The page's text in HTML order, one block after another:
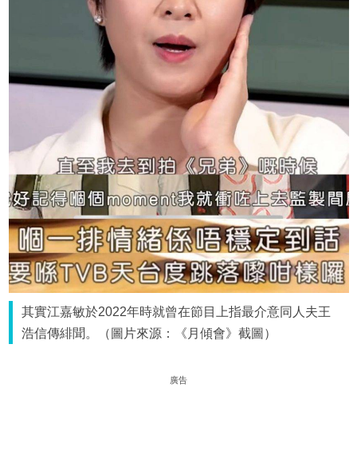
其實江嘉敏於2022年時就曾在節目上指最介意同人夫王
浩信傳緋聞。（圖片來源：《月傾會》截圖）
廣告